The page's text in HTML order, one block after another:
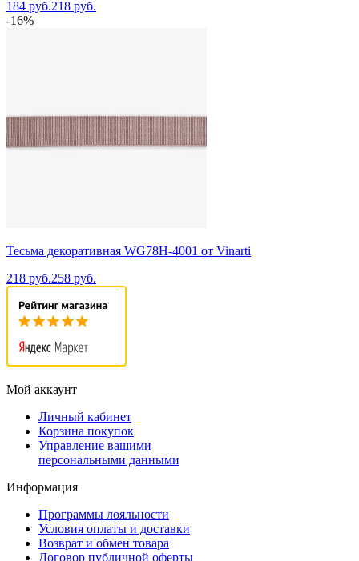
184 руб.218 руб.
-16%
Тесьма декоративная WG78H-4001 от Vinarti
218 руб.258 руб.
Мой аккаунт
Личный кабинет
Корзина покупок
Управление вашими
персональными данными
Информация
Программы лояльности
Условия оплаты и доставки
Возврат и обмен товара
Договор публичной оферты